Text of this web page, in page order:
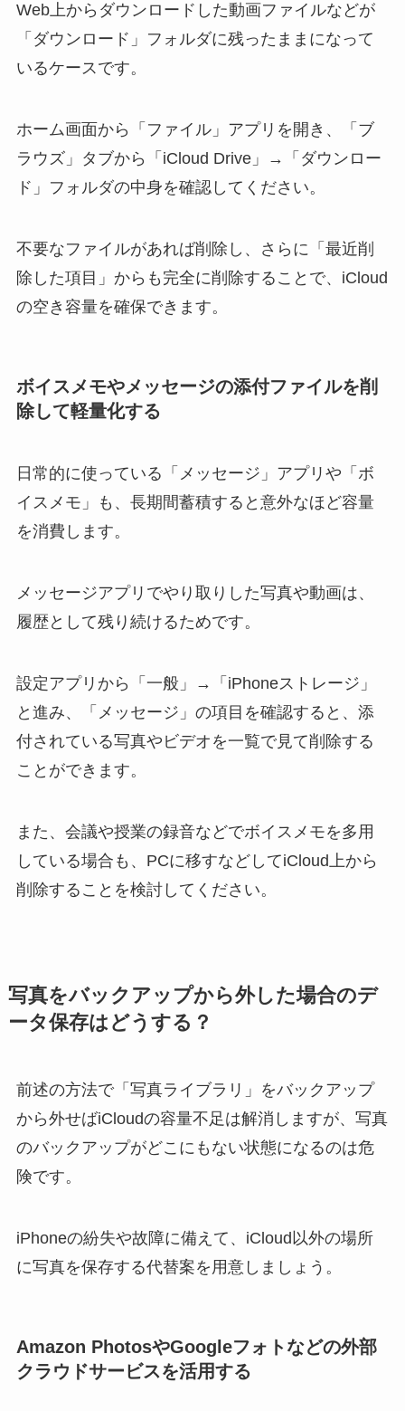
Web上からダウンロードした動画ファイルなどが
「ダウンロード」フォルダに残ったままになって
いるケースです。
ホーム画面から「ファイル」アプリを開き、「ブ
ラウズ」タブから「iCloud Drive」→「ダウンロー
ド」フォルダの中身を確認してください。
不要なファイルがあれば削除し、さらに「最近削
除した項目」からも完全に削除することで、iCloud
の空き容量を確保できます。
ボイスメモやメッセージの添付ファイルを削
除して軽量化する
日常的に使っている「メッセージ」アプリや「ボ
イスメモ」も、長期間蓄積すると意外なほど容量
を消費します。
メッセージアプリでやり取りした写真や動画は、
履歴として残り続けるためです。
設定アプリから「一般」→「iPhoneストレージ」
と進み、「メッセージ」の項目を確認すると、添
付されている写真やビデオを一覧で見て削除する
ことができます。
また、会議や授業の録音などでボイスメモを多用
している場合も、PCに移すなどしてiCloud上から
削除することを検討してください。
写真をバックアップから外した場合のデ
ータ保存はどうする？
前述の方法で「写真ライブラリ」をバックアップ
から外せばiCloudの容量不足は解消しますが、写真
のバックアップがどこにもない状態になるのは危
険です。
iPhoneの紛失や故障に備えて、iCloud以外の場所
に写真を保存する代替案を用意しましょう。
Amazon PhotosやGoogleフォトなどの外部
クラウドサービスを活用する